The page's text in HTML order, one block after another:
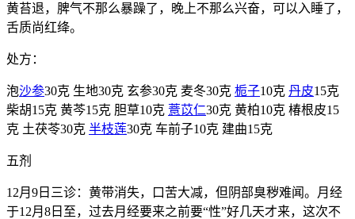
黄苔退，脾气不那么暴躁了，晚上不那么兴奋，可以入睡了，
舌质尚红绛。
处方：
泡沙参30克 生地30克 玄参30克 麦冬30克 栀子10克 丹皮15克
柴胡15克 黄芩15克 胆草10克 薏苡仁30克 黄柏10克 椿根皮15
克 土茯苓30克 半枝莲30克 车前子10克 建曲15克
五剂
12月9日三诊：黄带消失，口苦大减，但阴部臭秽难闻。月经
于12月8日至，过去月经要来之前要“性”好几天才来，这次不